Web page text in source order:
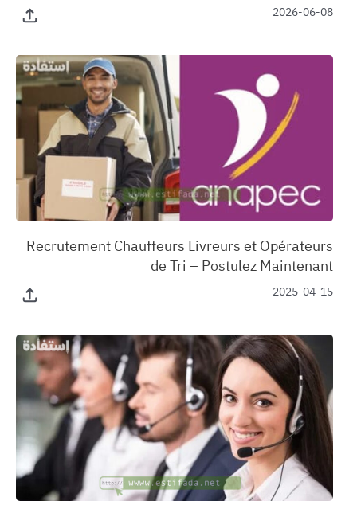
2026-06-08
‏Recrutement Chauffeurs Livreurs et Opérateurs
de Tri – Postulez Maintenant
2025-04-15